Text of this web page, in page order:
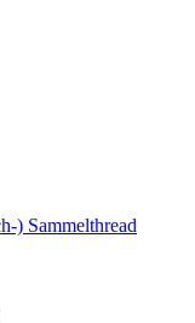
) Sammelthread